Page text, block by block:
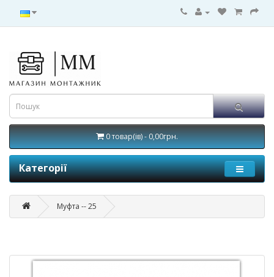
0 товар(ів) - 0,00грн.
Категорії
Муфта -- 25